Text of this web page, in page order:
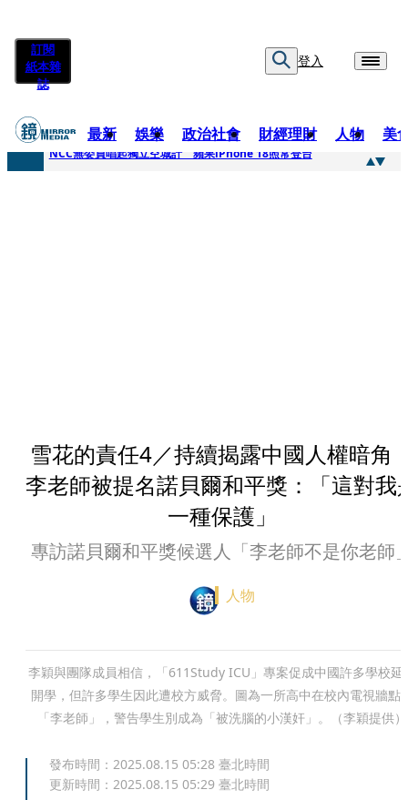
訂閱
紙本雜
誌
登入
最新 娛樂 政治社會 財經理財 人物 美
快訊
NCC無委員唱起獨立空城計 蘋果iPhone 18照常登台
雪花的責任4／持續揭露中國人權暗
李老師被提名諾貝爾和平獎：「這對我
一種保護」
專訪諾貝爾和平獎候選人「李老師不是你老師
人物
李穎與團隊成員相信，「611Study ICU」專案促成中國許多學校延
開學，但許多學生因此遭校方威脅。圖為一所高中在校內電視牆點
「李老師」，警告學生別成為「被洗腦的小漢奸」。（李穎提供）
發布時間： 2025.08.15 05:28 臺北時間
更新時間： 2025.08.15 05:29 臺北時間